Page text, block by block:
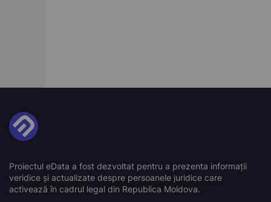
Proiectul eData a fost dezvoltat pentru a prezenta informații
veridice și actualizate despre persoanele juridice care
activează în cadrul legal din Republica Moldova.